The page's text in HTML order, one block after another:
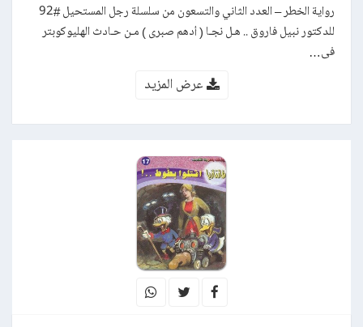
رواية الخطر – العدد الثاني والتسعون من سلسلة رجل المستحيل #92
للدكتور نبيل فاروق .. هـل نجـا ( أدهم صبرى ) مـن حـادث الهليوكوبتر
فى…
عرض المزيد